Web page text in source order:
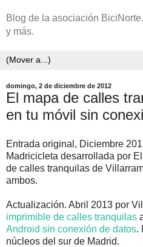
Blog de la asociación
y más.
domingo, 2 de diciembre de 2012
El mapa de calles
en tu móvil sin
Entrada original, Diciembre
Madricicleta desarrollada por
de calles tranquilas de
ambos.
Actualización. Abril 2013 por
imprimible de calles tranquilas
Android sin conexión de datos.
núcleos del sur de Madrid.